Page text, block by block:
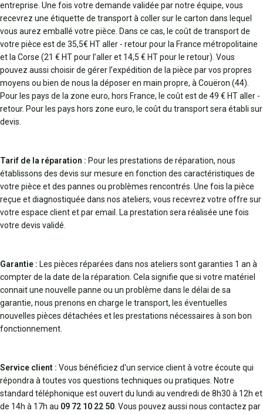
entreprise. Une fois votre demande validée par notre équipe, vous
recevrez une étiquette de transport à coller sur le carton dans lequel
vous aurez emballé votre pièce. Dans ce cas, le coût de transport de
votre pièce est de 35,5€ HT aller - retour pour la France métropolitaine
et la Corse (21 € HT pour l’aller et 14,5 € HT pour le retour). Vous
pouvez aussi choisir de gérer l’expédition de la pièce par vos propres
moyens ou bien de nous la déposer en main propre, à Couëron (44).
Pour les pays de la zone euro, hors France, le coût est de 49 € HT aller -
retour. Pour les pays hors zone euro, le coût du transport sera établi sur
devis.
Tarif de la réparation : Pour les prestations de réparation, nous
établissons des devis sur mesure en fonction des caractéristiques de
votre pièce et des pannes ou problèmes rencontrés. Une fois la pièce
reçue et diagnostiquée dans nos ateliers, vous recevrez votre offre sur
votre espace client et par email. La prestation sera réalisée une fois
votre devis validé.
Garantie : Les pièces réparées dans nos ateliers sont garanties 1 an à
compter de la date de la réparation. Cela signifie que si votre matériel
connait une nouvelle panne ou un problème dans le délai de sa
garantie, nous prenons en charge le transport, les éventuelles
nouvelles pièces détachées et les prestations nécessaires à son bon
fonctionnement.
Service client : Vous bénéficiez d'un service client à votre écoute qui
répondra à toutes vos questions techniques ou pratiques. Notre
standard téléphonique est ouvert du lundi au vendredi de 8h30 à 12h et
de 14h à 17h au 09 72 10 22 50 . Vous pouvez aussi nous contactez par